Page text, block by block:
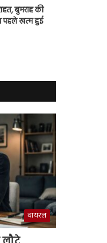
बुमराह की
पहले खत्म हुई
वायरल